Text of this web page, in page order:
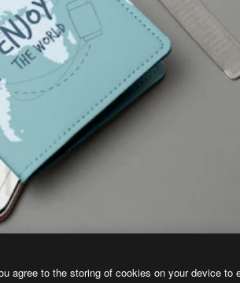
agree to the storing of cookies on your device to